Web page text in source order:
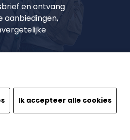
en ontvang
aanbiedingen,
Ik accepteer alle cookies